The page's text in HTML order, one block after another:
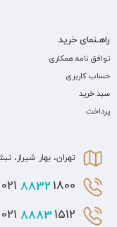
راهـنمای خرید
توافق نامه همکاری
حساب کاربری
سبد خرید
پرداخت
تهران، بهار شیراز،
8832 1800 021
8883 1512 021